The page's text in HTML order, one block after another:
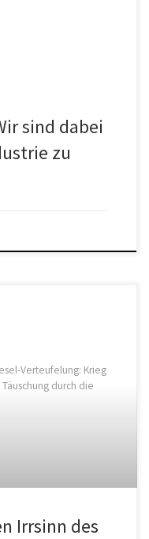
sind dabei
zu
Verteufelung: Krieg
durch die
Irrsinn des